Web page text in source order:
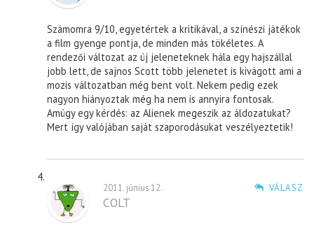
Számomra 9/10, egyetértek a kritikával, a színészi játékok
a film gyenge pontja, de minden más tökéletes. A
rendezői változat az új jeleneteknek hála egy hajszállal
jobb lett, de sajnos Scott több jelenetet is kivágott ami a
mozis változatban még bent volt. Nekem pedig ezek
nagyon hiányoztak még ha nem is annyira fontosak.
Amúgy egy kérdés: az Alienek megeszik az áldozatukat?
Mert így valójában saját szaporodásukat veszélyeztetik!
VÁLASZ
2011. június 12.
COLT